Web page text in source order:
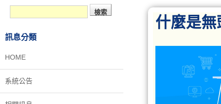
訊息分類
HOME
系統公告
什麼是